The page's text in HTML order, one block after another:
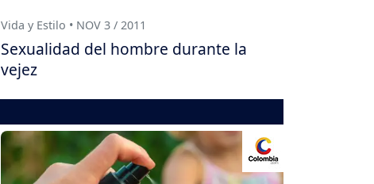
Vida y Estilo • NOV 3 / 2011
Sexualidad del hombre durante la
vejez